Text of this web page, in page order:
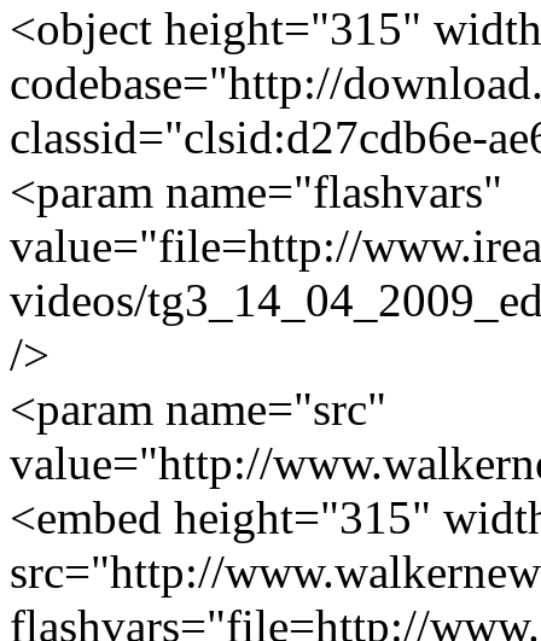
<object height="315"
codebase="http://
classid="clsid:d27cdb6e-
<param name="flashvars"
value="file=http://
videos/
/>
<param name="src"
value="http://
<embed height="315"
src="http://
flashvars="file=http://